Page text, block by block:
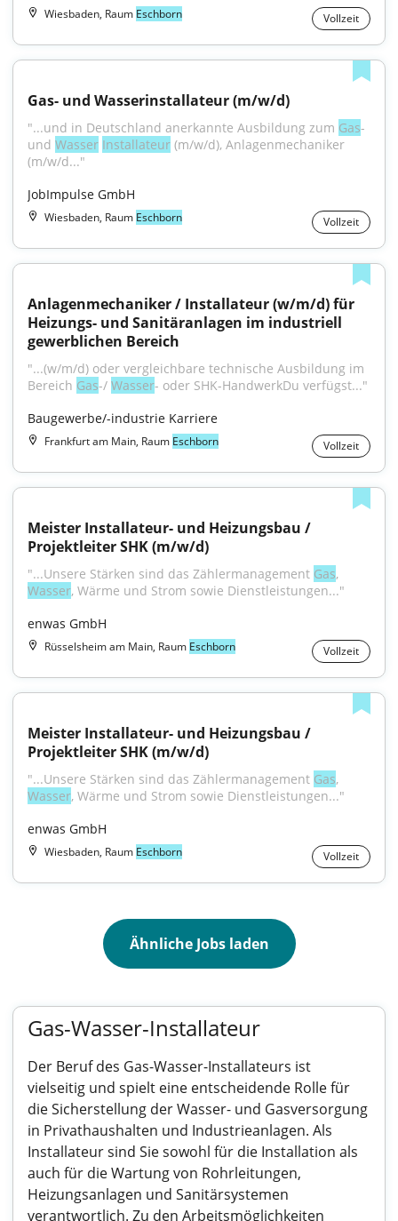
Wiesbaden, Raum Eschborn Vollzeit
Gas- und Wasserinstallateur (m/w/d)
"...und in Deutschland anerkannte Ausbildung zum Gas-
und Wasser Installateur (m/w/d), Anlagenmechaniker
(m/w/d..."
JobImpulse GmbH
Wiesbaden, Raum Eschborn Vollzeit
Anlagenmechaniker / Installateur (w/m/d) für
Heizungs- und Sanitäranlagen im industriell
gewerblichen Bereich
"...(w/m/d) oder vergleichbare technische Ausbildung im
Bereich Gas-/ Wasser- oder SHK-HandwerkDu verfügst..."
Baugewerbe/-industrie Karriere
Frankfurt am Main, Raum Eschborn Vollzeit
Meister Installateur- und Heizungsbau /
Projektleiter SHK (m/w/d)
"...Unsere Stärken sind das Zählermanagement Gas
Wasser, Wärme und Strom sowie Dienstleistungen..."
enwas GmbH
Rüsselsheim am Main, Raum Eschborn Vollzeit
Meister Installateur- und Heizungsbau /
Projektleiter SHK (m/w/d)
"...Unsere Stärken sind das Zählermanagement Gas
Wasser, Wärme und Strom sowie Dienstleistungen..."
enwas GmbH
Wiesbaden, Raum Eschborn Vollzeit
Ähnliche Jobs laden
Gas-Wasser-Installateur
Der Beruf des Gas-Wasser-Installateurs ist
vielseitig und spielt eine entscheidende Rolle für
die Sicherstellung der Wasser- und Gasversorgung
in Privathaushalten und Industrieanlagen. Als
Installateur sind Sie sowohl für die Installation als
auch für die Wartung von Rohrleitungen,
Heizungsanlagen und Sanitärsystemen
verantwortlich. Zu den Arbeitsmöglichkeiten